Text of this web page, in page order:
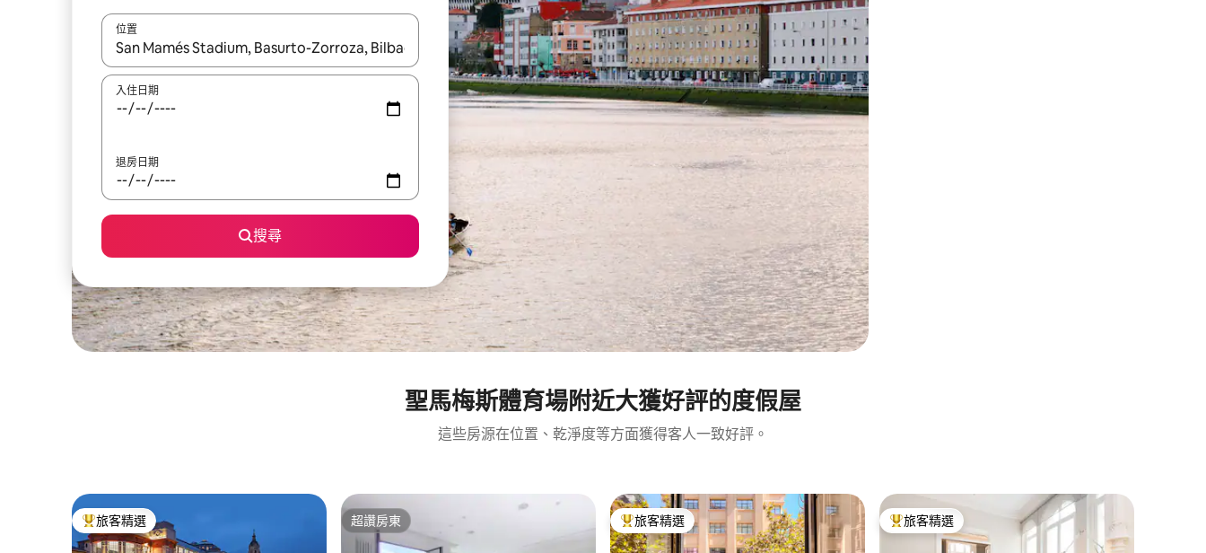
位置
如有搜尋結果，瀏覽內容時請使用上下箭頭，或輕點、滑動裝置。
入住日期
退房日期
搜尋
聖馬梅斯體育場附近大獲好評的度假屋
這些房源在位置、乾淨度等方面獲得客人一致好評。
旅客精選榜首
旅客精選 超讚房東
超讚房東 旅客精選榜首
旅客精選 旅客精選榜首
旅客精選